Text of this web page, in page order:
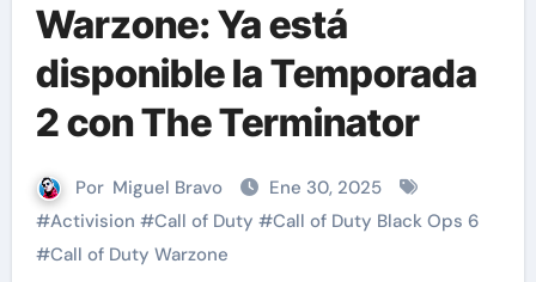
Warzone: Ya está
disponible la Temporada
2 con The Terminator
Por Miguel Bravo
Ene 30, 2025
#Activision #Call of Duty #Call of Duty Black Ops 6
#Call of Duty Warzone